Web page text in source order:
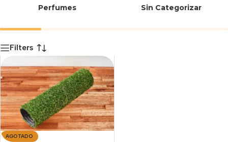
Perfumes Sin Categorizar
Filters
AGOTADO